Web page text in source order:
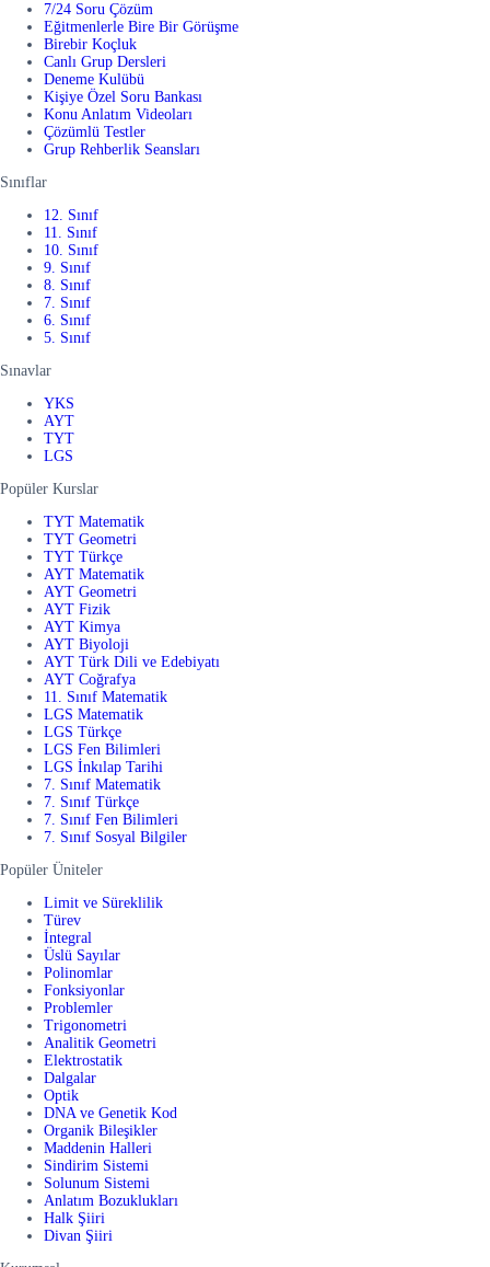
7/24 Soru Çözüm
Eğitmenlerle Bire Bir Görüşme
Birebir Koçluk
Canlı Grup Dersleri
Deneme Kulübü
Kişiye Özel Soru Bankası
Konu Anlatım Videoları
Çözümlü Testler
Grup Rehberlik Seansları
Sınıflar
12. Sınıf
11. Sınıf
10. Sınıf
9. Sınıf
8. Sınıf
7. Sınıf
6. Sınıf
5. Sınıf
Sınavlar
YKS
AYT
TYT
LGS
Popüler Kurslar
TYT Matematik
TYT Geometri
TYT Türkçe
AYT Matematik
AYT Geometri
AYT Fizik
AYT Kimya
AYT Biyoloji
AYT Türk Dili ve Edebiyatı
AYT Coğrafya
11. Sınıf Matematik
LGS Matematik
LGS Türkçe
LGS Fen Bilimleri
LGS İnkılap Tarihi
7. Sınıf Matematik
7. Sınıf Türkçe
7. Sınıf Fen Bilimleri
7. Sınıf Sosyal Bilgiler
Popüler Üniteler
Limit ve Süreklilik
Türev
İntegral
Üslü Sayılar
Polinomlar
Fonksiyonlar
Problemler
Trigonometri
Analitik Geometri
Elektrostatik
Dalgalar
Optik
DNA ve Genetik Kod
Organik Bileşikler
Maddenin Halleri
Sindirim Sistemi
Solunum Sistemi
Anlatım Bozuklukları
Halk Şiiri
Divan Şiiri